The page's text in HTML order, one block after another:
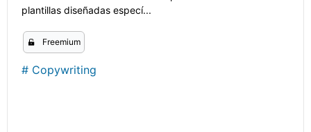
plantillas diseñadas especí...
Freemium
# Copywriting